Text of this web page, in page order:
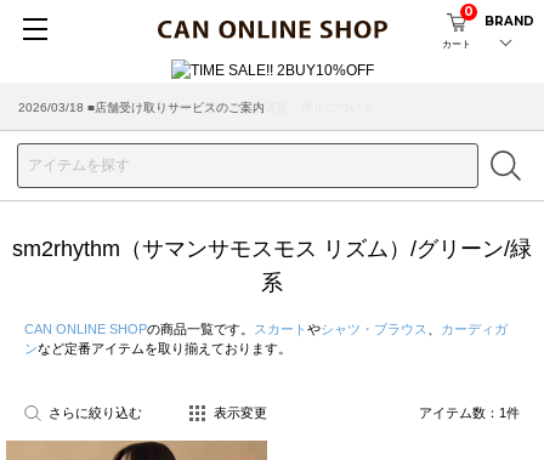
カート
0
BRAND
2026/03/18 ■店舗受け取りサービスのご案内
sm2rhythm（サマンサモスモス リズム）/グリーン/緑
系
CAN ONLINE SHOPの商品一覧です。 スカート やシャツ・ブラウス
カーディガ
ンなど定番アイテムを取り揃えております。
さらに絞り込む 表示変更 アイテム数： 1件